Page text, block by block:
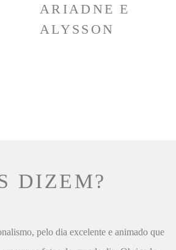
ARIADNE E
ALYSSON
DIZEM?
pelo dia excelente e animado que